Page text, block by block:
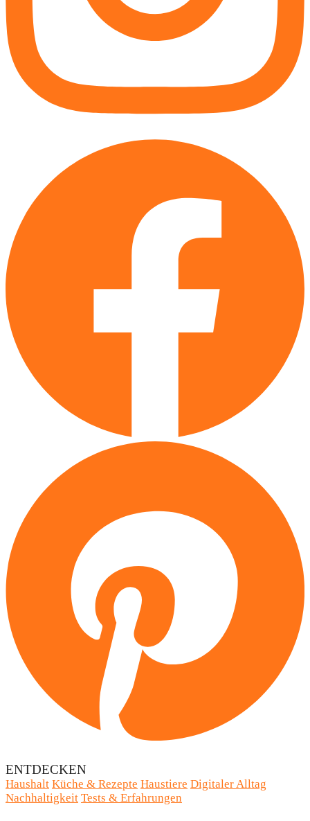
ENTDECKEN
Haushalt Küche & Rezepte Haustiere Digitaler Alltag
Nachhaltigkeit Tests & Erfahrungen